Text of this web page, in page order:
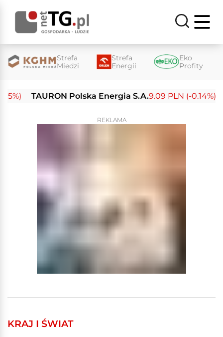
Strefa
Miedzi
Strefa
Energii
Eko
Profity
TAURON Polska Energia S.A.9.09 PLN (-0.14%)
REKLAMA
KRAJ I ŚWIAT